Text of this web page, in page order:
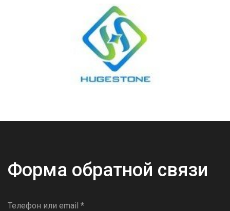
Форма обратной связи
Телефон или email *